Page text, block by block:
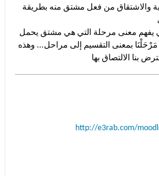
والاشتقاق من فعل مشتق منه بطريقة
يفهم معنى مرحلة التي هي مشتق يحمل
بمعنى التقسيم إلى مراحل... وهذه
بنا الالتصاق بها
http://e3rab.com/